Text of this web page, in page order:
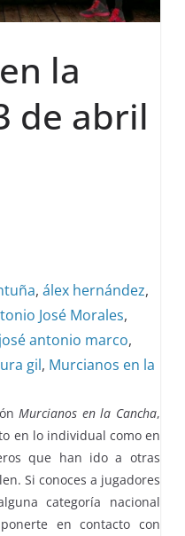
la
de abril
,álex hernández,
José Morales,
josé antonio marco,
gil, Murcianos en la
Murcianos en la Cancha,
en lo individual como en
que han ido a otras
Si conoces a jugadores
categoría nacional
en contacto con